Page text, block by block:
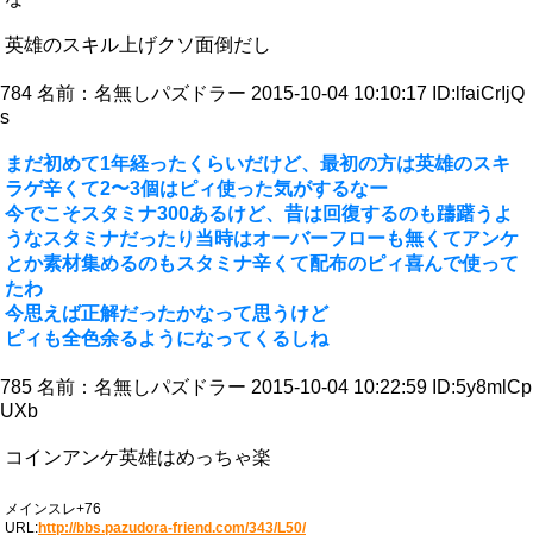
英雄のスキル上げクソ面倒だし
784 名前： 名無しパズドラー 2015-10-04 10:10:17 ID:lfaiCrIjQ
s
まだ初めて1年経ったくらいだけど、最初の方は英雄のスキ
ラゲ辛くて2〜3個はピィ使った気がするなー
今でこそスタミナ300あるけど、昔は回復するのも躊躇うよ
うなスタミナだったり当時はオーバーフローも無くてアンケ
とか素材集めるのもスタミナ辛くて配布のピィ喜んで使って
たわ
今思えば正解だったかなって思うけど
ピィも全色余るようになってくるしね
785 名前： 名無しパズドラー 2015-10-04 10:22:59 ID:5y8mlCp
UXb
コインアンケ英雄はめっちゃ楽
メインスレ+76
URL:http://bbs.pazudora-friend.com/343/L50/